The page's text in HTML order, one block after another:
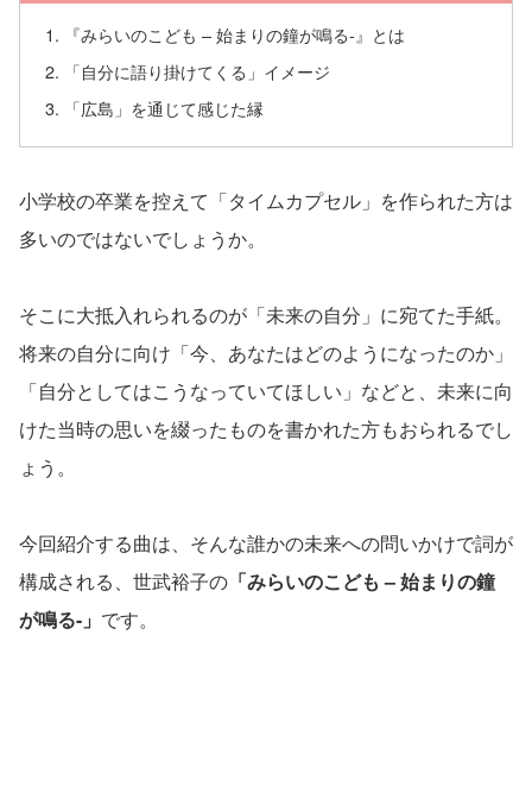
『みらいのこども – 始まりの鐘が鳴る-』とは
「自分に語り掛けてくる」イメージ
「広島」を通じて感じた縁
小学校の卒業を控えて「タイムカプセル」を作られた方は
多いのではないでしょうか。
そこに大抵入れられるのが「未来の自分」に宛てた手紙。
将来の自分に向け「今、あなたはどのようになったのか」
「自分としてはこうなっていてほしい」などと、未来に向
けた当時の思いを綴ったものを書かれた方もおられるでし
ょう。
今回紹介する曲は、そんな誰かの未来への問いかけで詞が
構成される、世武裕子の 「みらいのこども – 始まりの鐘
が鳴る-」 です。